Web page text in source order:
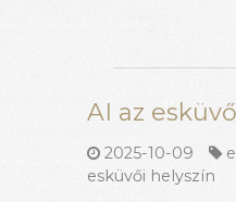
AI az
2025-10-09
esküvői helyszín